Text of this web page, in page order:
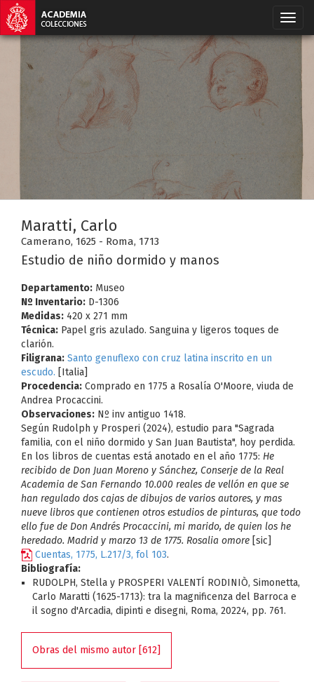
Maratti, Carlo
Camerano, 1625 - Roma, 1713
Estudio de niño dormido y manos
Departamento: Museo
Nº Inventario: D-1306
Medidas: 420 x 271 mm
Técnica: Papel gris azulado. Sanguina y ligeros toques de
clarión.
Filigrana: Santo genuflexo con cruz latina inscrito en un
escudo. [Italia]
Procedencia: Comprado en 1775 a Rosalía O'Moore, viuda de
Andrea Procaccini.
Observaciones: Nº inv antiguo 1418.
Según Rudolph y Prosperi (2024), estudio para "Sagrada
familia, con el niño dormido y San Juan Bautista", hoy perdida.
En los libros de cuentas está anotado en el año 1775: He
recibido de Don Juan Moreno y Sánchez, Conserje de la Real
Academia de San Fernando 10.000 reales de vellón en que se
han regulado dos cajas de dibujos de varios autores, y mas
nueve libros que contienen otros estudios de pinturas, que todo
ello fue de Don Andrés Procaccini, mi marido, de quien los he
heredado. Madrid y marzo 13 de 1775. Rosalia omore [sic]
Cuentas, 1775, L.217/3, fol 103.
Bibliografía:
RUDOLPH, Stella y PROSPERI VALENTÍ RODINIÒ, Simonetta,
Carlo Maratti (1625-1713): tra la magnificenza del Barroca e
il sogno d'Arcadia, dipinti e disegni, Roma, 20224, pp. 761.
Obras del mismo autor [612]